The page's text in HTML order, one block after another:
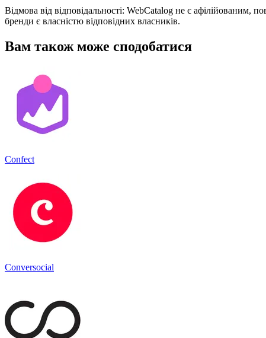
Відмова від відповідальності: WebCatalog не є афілійованим,
бренди є власністю відповідних власників.
Вам також може сподобатися
Confect
Conversocial